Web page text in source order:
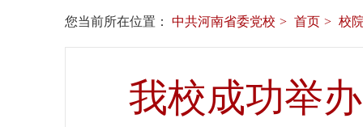
您当前所在位置： 中共河南省委党校 首页 校
我校成功举